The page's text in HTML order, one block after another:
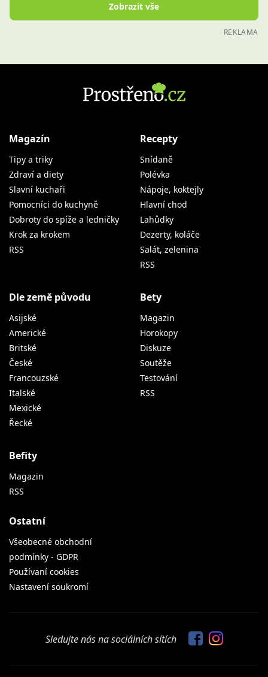
Zobrazit vše
REKLAMA
Magazín
Tipy a triky
Zdraví a diety
Slavní kuchaři
Pomocníci do kuchyně
Dobroty do spíže a ledničky
Krok za krokem
RSS
Recepty
Snídaně
Polévka
Nápoje, koktejly
Hlavní chod
Lahůdky
Dezerty, koláče
Salát, zelenina
RSS
Dle země původu
Asijské
Americké
Britské
České
Francouzské
Italské
Mexické
Řecké
Bety
Magazin
Horokopy
Diskuze
Soutěže
Testování
RSS
Befity
Magazin
RSS
Ostatní
Všeobecné obchodní
podmínky - GDPR
Používaní cookies
Nastavení soukromí
Sledujte nás na sociálních sítích